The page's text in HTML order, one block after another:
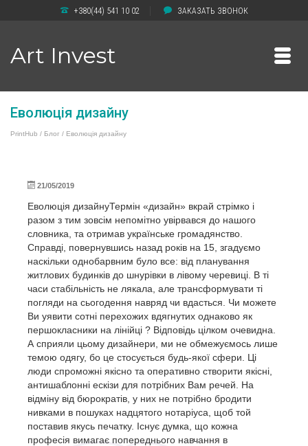
+380(44) 541 10 02 ЗАКАЗАТЬ ЗВОНОК
Art Invest
Еволюція дизайну
PrintHub / Блог / Еволюція дизайну
21/05/2019
Еволюція дизайнуТермін «дизайн» вкрай стрімко і
разом з тим зовсім непомітно увірвався до нашого
словника, та отримав українське громадянство.
Справді, повернувшись назад років на 15, згадуємо
наскільки однобарвним було все: від планування
житлових будинків до шнурівки в лівому черевиці. В ті
часи стабільність не лякала, але трансформувати ті
погляди на сьогодення навряд чи вдасться. Чи можете
Ви уявити сотні перехожих вдягнутих однаково як
першокласники на лінійці ? Відповідь цілком очевидна.
А сприяли цьому дизайнери, ми не обмежуємось лише
темою одягу, бо це стосується будь-якої сфери. Ці
люди спроможні якісно та оперативно створити якісні,
антишаблонні ескізи для потрібних Вам речей. На
відміну від бюрократів, у них не потрібно бродити
нивками в пошуках надцятого нотаріуса, щоб той
поставив якусь печатку. Існує думка, що кожна
професія вимагає попереднього навчання в